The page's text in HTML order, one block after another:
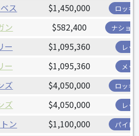
ス $1,450,000 ロッキ
ン $582,400 ナショ
ー $1,095,360 レッ
ー $1,095,360 メッ
ズ $4,050,000 ロッキ
ズ $4,050,000 レッ
ン $1,100,000 パイレ